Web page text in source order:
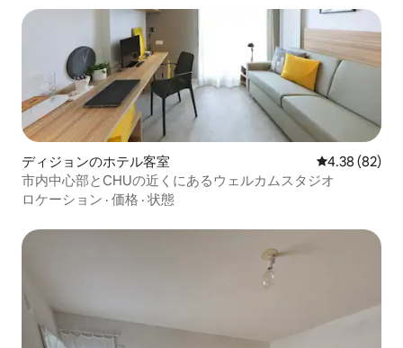
ディジョンのホテル客室 レビュー82
4.38 (82)
市内中心部とCHUの近くにあるウェルカムスタジオ
ロケーション · 価格 · 状態